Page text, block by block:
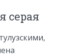
серая